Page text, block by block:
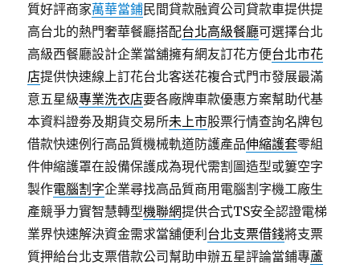
質好評商家萬華當鋪民間貸款融資公司貸款車提供提
高台北的熱門奢華餐廳搭配台北高級餐廳可選擇台北
高級西餐廳設計企業當舖擁有網友訂花方便台北市花
店提供快速線上訂花台北客送花複合式門市發展最滿
意五星級專業洗衣店要各廠牌車款優惠方案幫助代基
本資料證劵及期貨交易所未上市股票行情查詢名牌包
借款快速例行高品質機械軌道防護產品伸縮護套零組
件伸縮護罩在設備保護成為現代需割圖造型或簍空字
製作電腦割字企業尋找高品質商用電腦割字機工廠生
產競爭力實智慧轉型機聯網提供合式TS安全認證電梯
業界快速解決資金需求當舖便利 台北支票借錢將支票
質押給台北支票借款公司幫助申辦五星評論當鋪專蘆